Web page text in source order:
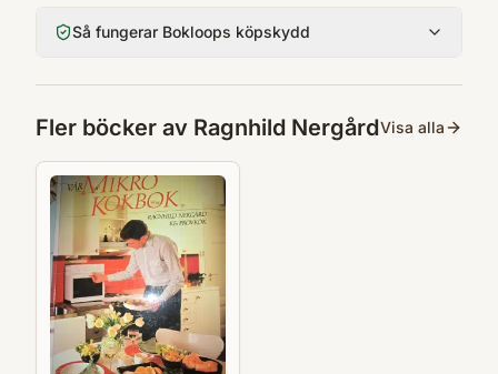
Så fungerar Bokloops köpskydd
Fler böcker av Ragnhild NergårdVisa alla